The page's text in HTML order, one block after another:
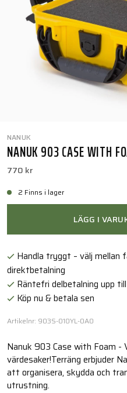
NANUK
NANUK 903 CASE WITH
770 kr
2 Finns i lager
LÄGG I
Handla tryggt – välj mellan
direktbetalning
Räntefri delbetalning upp
Köp nu & betala sen
Artikelnr: 903S-010YL-0A0
Nanuk 903 Case with Foam
värdesaker!Terräng erbjuder
att organisera, skydda och
utrustning.